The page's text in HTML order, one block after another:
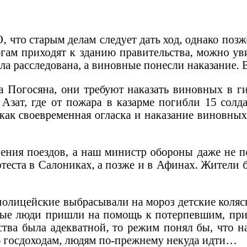
следует дать ход, однако позже об
приходят к зданию правительства, можно
расследована, а виновные понесли наказание.
они требуют наказать виновных
где от пожара в казарме погибли 15
своевременная огласка и наказание
поездов, а наш министр обороны даже не
в Салониках, а позже и в Афинах.
выбрасывали на мороз детские
люди пришли на помощь к потерпевшим,
была адекватной, то режим понял бы, что
госдоходам, людям по-прежнему некуда идти…